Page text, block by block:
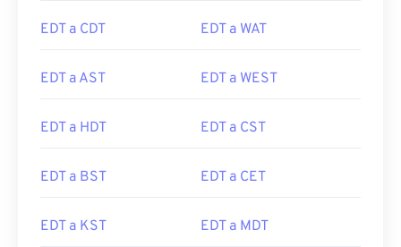
EDT a CDT EDT a WAT
EDT a AST EDT a WEST
EDT a HDT EDT a CST
EDT a BST EDT a CET
EDT a KST EDT a MDT